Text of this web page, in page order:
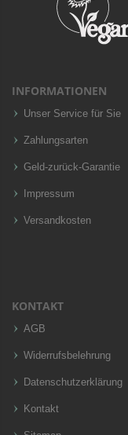
INFORMATIONEN
Unser Service für Sie
Zahlungsarten
Geld-zurück-Garantie
Impressum
Versandkosten
KONTAKT
AGB
Widerrufsbelehrung
Datenschutzerklärung
Kontakt